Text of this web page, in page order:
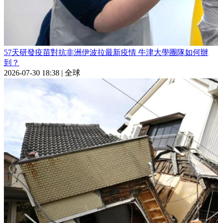
57天研發疫苗對抗非洲伊波拉最新疫情 牛津大學團隊如何辦
到？
2026-07-30 18:38 | 全球